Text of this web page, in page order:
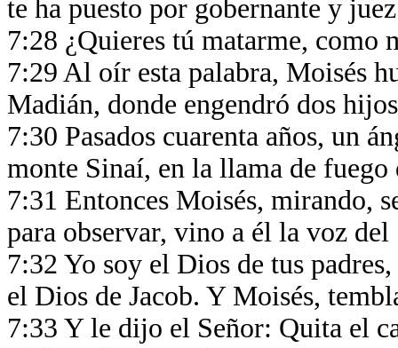
te ha puesto por gobernante y
7:28 ¿Quieres tú matarme, como
7:29 Al oír esta palabra, Moisés
Madián, donde engendró dos
7:30 Pasados cuarenta años, un
monte Sinaí, en la llama de fuego
7:31 Entonces Moisés, mirando,
para observar, vino a él la voz
7:32 Yo soy el Dios de tus
el Dios de Jacob. Y Moisés,
7:33 Y le dijo el Señor: Quita el